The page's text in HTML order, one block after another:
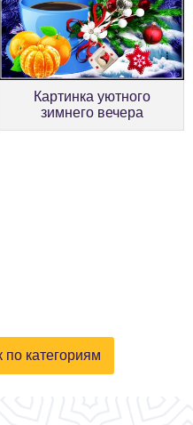
Картинка уютного
зимнего вечера
по категориям